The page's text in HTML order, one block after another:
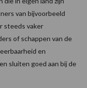
van bijvoorbeeld
steeds vaker
of schappen van de
en
sluiten goed aan bij de